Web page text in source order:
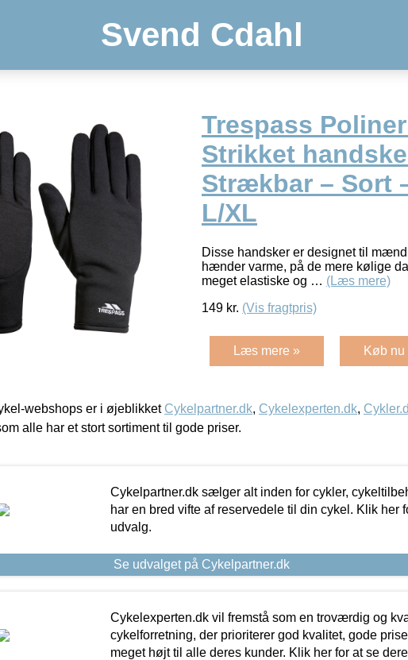
Svend Cdahl
Trespass
Strikket
Strækbar – Sort
L/XL
Disse handsker er designet til
hænder varme, på de mere kølige
meget elastiske og … (Læs mere)
149 kr. (Vis fragtpris)
Læs mere » Køb nu
webshops er i øjeblikket Cykelpartner.dk, Cykelexperten.dk,
alle har et stort sortiment til gode priser.
Cykelpartner.dk sælger alt inden for cykler,
har en bred vifte af reservedele til din cykel. Klik her
udvalg.
Se udvalget på Cykelpartner.dk
Cykelexperten.dk vil fremstå som en troværdig og
cykelforretning, der prioriterer god kvalitet, gode
meget højt til alle deres kunder. Klik her for at se